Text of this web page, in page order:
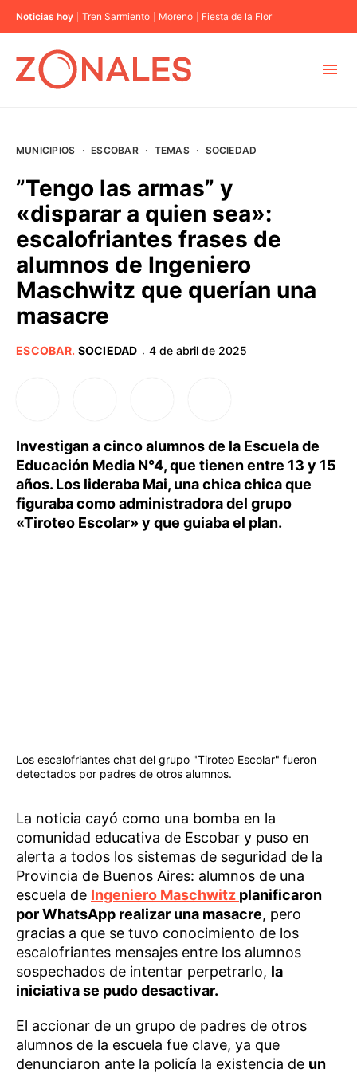
Noticias hoy Tren Sarmiento Moreno Fiesta de la Flor
BUENOS AIRES
PROVINCIAS
ELECCIONES 2023
MUNICIPIOS · ESCOBAR · TEMAS · SOCIEDAD
”Tengo las armas” y
«disparar a quien sea»:
escalofriantes frases de
alumnos de Ingeniero
Maschwitz que querían una
masacre
ESCOBAR. SOCIEDAD · 4 de abril de 2025
Investigan a cinco alumnos de la Escuela de
Educación Media N°4, que tienen entre 13 y 15
años. Los lideraba Mai, una chica chica que
figuraba como administradora del grupo
«Tiroteo Escolar» y que guiaba el plan.
Los escalofriantes chat del grupo "Tiroteo Escolar" fueron
detectados por padres de otros alumnos.
La noticia cayó como una bomba en la
comunidad educativa de Escobar y puso en
alerta a todos los sistemas de seguridad de la
Provincia de Buenos Aires: alumnos de una
escuela de Ingeniero Maschwitz planificaron
por WhatsApp realizar una masacre, pero
gracias a que se tuvo conocimiento de los
escalofriantes mensajes entre los alumnos
sospechados de intentar perpetrarlo, la
iniciativa se pudo desactivar.
El accionar de un grupo de padres de otros
alumnos de la escuela fue clave, ya que
denunciaron ante la policía la existencia de un